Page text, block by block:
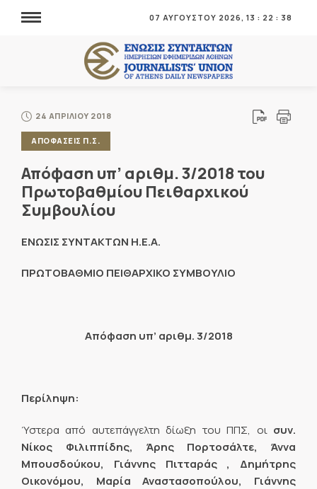
07 ΑΥΓΟΥΣΤΟΥ 2026, 13 : 22 : 39
24 ΑΠΡΙΛΙΟΥ 2018
ΑΠΟΦΑΣΕΙΣ Π.Σ.
Απόφαση υπ’ αριθμ. 3/2018 του
Πρωτοβαθμίου Πειθαρχικού
Συμβουλίου
ΕΝΩΣΙΣ ΣΥΝΤΑΚΤΩΝ Η.Ε.Α.
ΠΡΩΤΟΒΑΘΜΙΟ ΠΕΙΘΑΡΧΙΚΟ ΣΥΜΒΟΥΛΙΟ
Απόφαση υπ’ αριθμ. 3/2018
Περίληψη:
Ύστερα από αυτεπάγγελτη δίωξη του ΠΠΣ, οι συν.
Νίκος Φιλιππίδης, Άρης Πορτοσάλτε, Άννα
Μπουσδούκου, Γιάννης Πιτταράς , Δημήτρης
Οικονόμου, Μαρία Αναστασοπούλου, Γιάννης